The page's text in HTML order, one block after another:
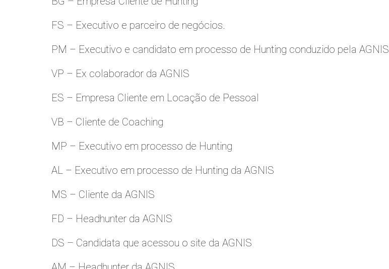
FS – Executivo e parceiro de negócios.
PM – Executivo e candidato em processo de Hunting conduzido pela AGNIS
VP – Ex colaborador da AGNIS
ES – Empresa Cliente em Locação de Pessoal
VB – Cliente de Coaching
MP – Executivo em processo de Hunting
AL – Executivo em processo de Hunting da AGNIS
MS – Cliente da AGNIS
FD – Headhunter da AGNIS
DS – Candidata que acessou o site da AGNIS